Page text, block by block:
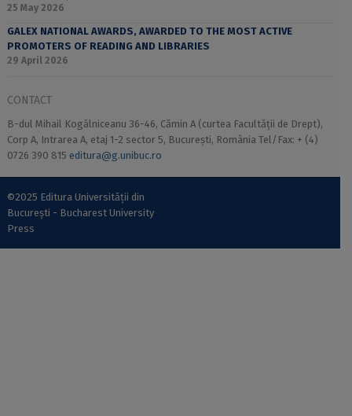
25 May 2026
GALEX NATIONAL AWARDS, AWARDED TO THE MOST ACTIVE
PROMOTERS OF READING AND LIBRARIES
29 April 2026
CONTACT
B-dul Mihail Kogălniceanu 36-46, Cămin A (curtea Facultății de Drept),
Corp A, Intrarea A, etaj 1-2 sector 5, București, România Tel/Fax: + (4)
0726 390 815 editura@g.unibuc.ro
©2025 Editura Universității din
București - Bucharest University
Press